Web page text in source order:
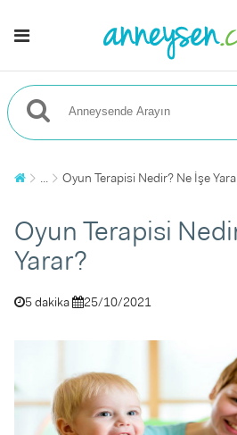
... Oyun Terapisi Nedir? Ne İşe
Oyun Terapisi
Yarar?
5 dakika 25/10/2021